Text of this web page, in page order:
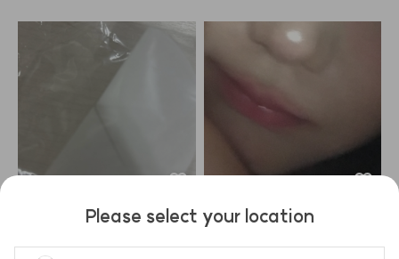
뮤트인분들은 이거 하나쯤은 있어
야한다고 생각합니다~ 웜톤립들도
다 뮤트로 만들어 버릴 수 있는 립~
(처음사진은 웜톤립에 바른거, 두
번째는 쿨톤립에 바른거, tmi저는
어마실 때 나는 그 유자향이요! 씻
을 때는 향이 가득했다가 씻고 손
말리면 킁킁대고 맡지 않는 이상
향이 많이 퍼지진 않고, 손에 남은
향도 아주 약한 유자향이라서 너무
쫀쫀한 거품이에요! 입자가 곱고 정
지지 않고 너무 좋았어요!
체험단으로 받아서 작성한 리뷰이
째,다섯번째가 실외 발색 사진이에
워낙 블러셔를 좋아해서 다양한 블
까지 제가 사용한 블러셔보단 현저
발색이 미쳤어요 .. 너무 이쁘게 올
사이즈가 작아서 보관하기도 좋고
휴대하기도 편해서 여행이나 외출
할 때 챙겨가기에도 부담 없더라고
요. 사용 방법도 간단해서 어렵지
않게 사용할 수 있었고, 색상도 제
가 원하던 느낌으로 자연스럽게 나
와서 마음에 들었어요 🤎
따갑게 느껴졌는데, 크림을 충분히
전체적으로 사용하기 편하고 결과
물에 적셔서 사용하니까 스펀지가
에이오유 기둥템!! 글로이 틴트밤
Please select your location